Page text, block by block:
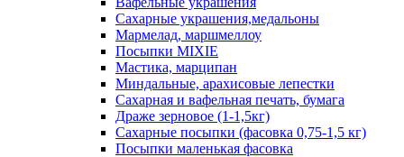
Сахарные украшения,медальоны
Мармелад, маршмеллоу
Посыпки MIXIE
Мастика, марципан
Миндальные, арахисовые лепестки
Сахарная и вафельная печать, бумага
Драже зерновое (1-1,5кг)
Сахарные посыпки (фасовка 0,75-1,5 кг)
Посыпки маленькая фасовка